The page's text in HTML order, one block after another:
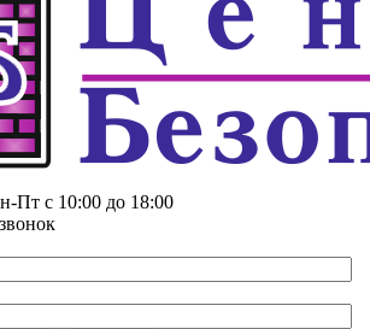
Пт с 10:00 до 18:00